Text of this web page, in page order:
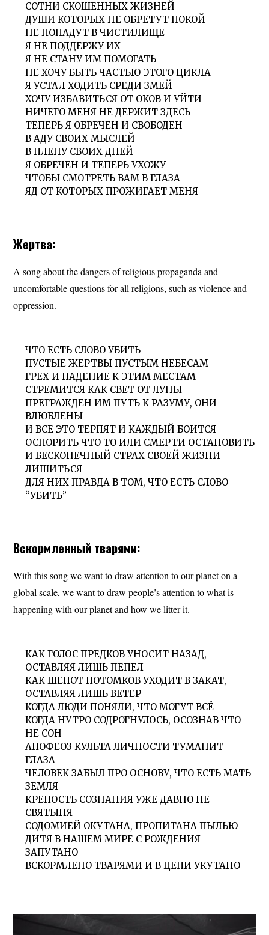
СОТНИ СКОШЕННЫХ ЖИЗНЕЙ
ДУШИ КОТОРЫХ НЕ ОБРЕТУТ ПОКОЙ
НЕ ПОПАДУТ В ЧИСТИЛИЩЕ
Я НЕ ПОДДЕРЖУ ИХ
Я НЕ СТАНУ ИМ ПОМОГАТЬ
НЕ ХОЧУ БЫТЬ ЧАСТЬЮ ЭТОГО ЦИКЛА
Я УСТАЛ ХОДИТЬ СРЕДИ ЗМЕЙ
ХОЧУ ИЗБАВИТЬСЯ ОТ ОКОВ И УЙТИ
НИЧЕГО МЕНЯ НЕ ДЕРЖИТ ЗДЕСЬ
ТЕПЕРЬ Я ОБРЕЧЕН И СВОБОДЕН
В АДУ СВОИХ МЫСЛЕЙ
В ПЛЕНУ СВОИХ ДНЕЙ
Я ОБРЕЧЕН И ТЕПЕРЬ УХОЖУ
ЧТОБЫ СМОТРЕТЬ ВАМ В ГЛАЗА
ЯД ОТ КОТОРЫХ ПРОЖИГАЕТ МЕНЯ
Жертва:
A song about the dangers of religious propaganda and
uncomfortable questions for all religions, such as violence and
oppression.
ЧТО ЕСТЬ СЛОВО УБИТЬ
ПУСТЫЕ ЖЕРТВЫ ПУСТЫМ НЕБЕСАМ
ГРЕХ И ПАДЕНИЕ К ЭТИМ МЕСТАМ
СТРЕМИТСЯ КАК СВЕТ ОТ ЛУНЫ
ПРЕГРАЖДЕН ИМ ПУТЬ К РАЗУМУ, ОНИ
ВЛЮБЛЕНЫ
И ВСЕ ЭТО ТЕРПЯТ И КАЖДЫЙ БОИТСЯ
ОСПОРИТЬ ЧТО ТО ИЛИ СМЕРТИ ОСТАНОВИТЬ
И БЕСКОНЕЧНЫЙ СТРАХ СВОЕЙ ЖИЗНИ
ЛИШИТЬСЯ
ДЛЯ НИХ ПРАВДА В ТОМ, ЧТО ЕСТЬ СЛОВО
“УБИТЬ”
Вскормленный тварями:
With this song we want to draw attention to our planet on a
global scale, we want to draw people’s attention to what is
happening with our planet and how we litter it.
КАК ГОЛОС ПРЕДКОВ УНОСИТ НАЗАД,
ОСТАВЛЯЯ ЛИШЬ ПЕПЕЛ
КАК ШЕПОТ ПОТОМКОВ УХОДИТ В ЗАКАТ,
ОСТАВЛЯЯ ЛИШЬ ВЕТЕР
КОГДА ЛЮДИ ПОНЯЛИ, ЧТО МОГУТ ВСЁ
КОГДА НУТРО СОДРОГНУЛОСЬ, ОСОЗНАВ ЧТО
НЕ СОН
АПОФЕОЗ КУЛЬТА ЛИЧНОСТИ ТУМАНИТ
ГЛАЗА
ЧЕЛОВЕК ЗАБЫЛ ПРО ОСНОВУ, ЧТО ЕСТЬ МАТЬ
ЗЕМЛЯ
КРЕПОСТЬ СОЗНАНИЯ УЖЕ ДАВНО НЕ
СВЯТЫНЯ
СОДОМИЕЙ ОКУТАНА, ПРОПИТАНА ПЫЛЬЮ
ДИТЯ В НАШЕМ МИРЕ С РОЖДЕНИЯ
ЗАПУТАНО
ВСКОРМЛЕНО ТВАРЯМИ И В ЦЕПИ УКУТАНО